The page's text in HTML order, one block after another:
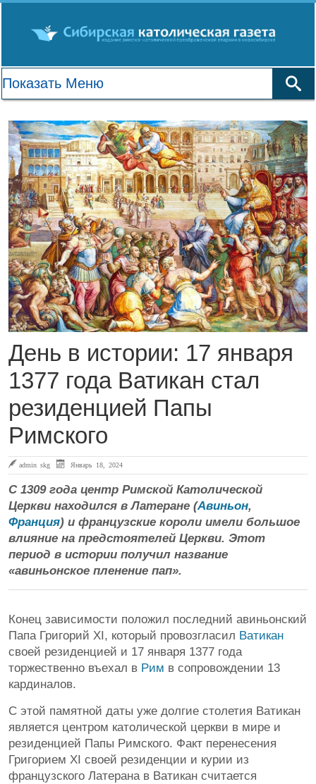
День в истории: 17 января
1377 года Ватикан стал
резиденцией Папы
Римского
admin skg Январь 18, 2024
С 1309 года центр Римской Католической
Церкви находился в Латеране (Авиньон,
Франция) и французские короли имели большое
влияние на предстоятелей Церкви. Этот
период в истории получил название
«авиньонское пленение пап».
Конец зависимости положил последний авиньонский
Папа Григорий XI, который провозгласил Ватикан
своей резиденцией и 17 января 1377 года
торжественно въехал в Рим в сопровождении 13
кардиналов.
С этой памятной даты уже долгие столетия Ватикан
является центром католической церкви в мире и
резиденцией Папы Римского. Факт перенесения
Григорием XI своей резиденции и курии из
французского Латерана в Ватикан считается